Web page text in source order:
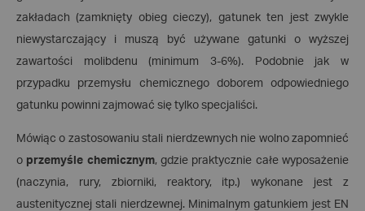
zakładach (zamknięty obieg cieczy), gatunek ten jest zwykle
niewystarczający i muszą być używane gatunki o wyższej
zawartości molibdenu (minimum 3-6%). Podobnie jak w
przypadku przemysłu chemicznego doborem odpowiedniego
gatunku powinni zajmować się tylko specjaliści.
Mówiąc o zastosowaniu stali nierdzewnych nie wolno zapomnieć
o przemyśle chemicznym, gdzie praktycznie całe wyposażenie
(naczynia, rury, zbiorniki, reaktory, itp.) wykonane jest z
austenitycznej stali nierdzewnej. Minimalnym gatunkiem jest EN